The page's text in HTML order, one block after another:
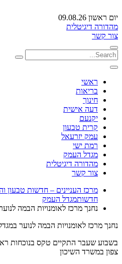
יום ראשון 09.08.26
מהדורה דיגיטלית
צור קשר
ראשי
בריאות
חינוך
דעה אישית
יקנעם
קרית טבעון
עמק יזרעאל
רמת ישי
מגדל העמק
מהדורה דיגיטלית
צור קשר
מרכז העניינים – חדשות טבעון
חדשותמגדל העמק
נחנך מרכז לאומנויות הבמה
נחנך מרכז לאומנויות הבמה לנוער
בשבוע שעבר התקיים טקס בנוכחות
צפון במשרד השיכון